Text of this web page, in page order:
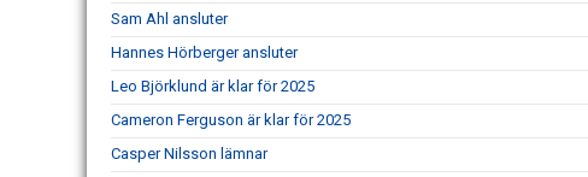
Sam Ahl ansluter
Hannes Hörberger ansluter
Leo Björklund är klar för 2025
Cameron Ferguson är klar för 2025
Casper Nilsson lämnar